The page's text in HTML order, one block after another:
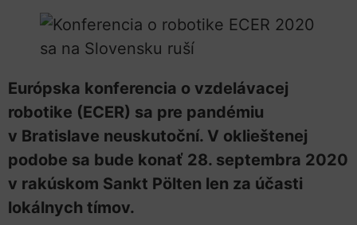
Európska konferencia o vzdelávacej
robotike (ECER) sa pre pandémiu
v Bratislave neuskutoční. V oklieštenej
podobe sa bude konať 28. septembra 2020
v rakúskom Sankt Pölten len za účasti
lokálnych tímov.